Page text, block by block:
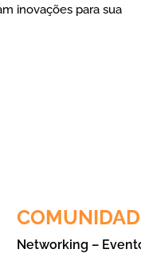
inovações para sua
Networking –